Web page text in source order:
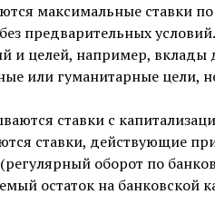
максимальные ставки
предварительных
и целей, например, вклады
или гуманитарные цели,
ставки с
ставки, действующие
оборот по
остаток на банковской